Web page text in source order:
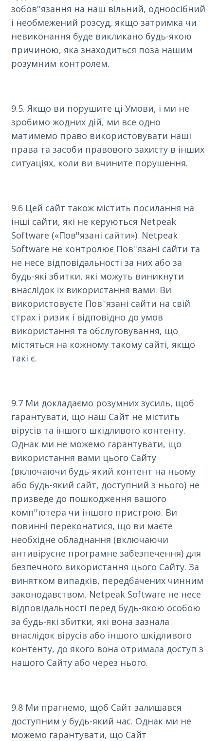
зобов''язання на наш вільний, одноосібний
і необмежений розсуд, якщо затримка чи
невиконання буде викликано будь-якою
причиною, яка знаходиться поза нашим
розумним контролем.
9.5. Якщо ви порушите ці Умови, і ми не
зробимо жодних дій, ми все одно
матимемо право використовувати наші
права та засоби правового захисту в інших
ситуаціях, коли ви вчините порушення.
9.6 Цей сайт також містить посилання на
інші сайти, які не керуються Netpeak
Software («Пов''язані сайти»). Netpeak
Software не контролює Пов''язані сайти та
не несе відповідальності за них або за
будь-які збитки, які можуть виникнути
внаслідок їх використання вами. Ви
використовуєте Пов''язані сайти на свій
страх і ризик і відповідно до умов
використання та обслуговування, що
містяться на кожному такому сайті, якщо
такі є.
9.7 Ми докладаємо розумних зусиль, щоб
гарантувати, що наш Сайт не містить
вірусів та іншого шкідливого контенту.
Однак ми не можемо гарантувати, що
використання вами цього Сайту
(включаючи будь-який контент на ньому
або будь-який сайт, доступний з нього) не
призведе до пошкодження вашого
комп''ютера чи іншого пристрою. Ви
повинні переконатися, що ви маєте
необхідне обладнання (включаючи
антивірусне програмне забезпечення) для
безпечного використання цього Сайту. За
винятком випадків, передбачених чинним
законодавством, Netpeak Software не несе
відповідальності перед будь-якою особою
за будь-які збитки, які вона зазнала
внаслідок вірусів або іншого шкідливого
контенту, до якого вона отримала доступ з
нашого Сайту або через нього.
9.8 Ми прагнемо, щоб Сайт залишався
доступним у будь-який час. Однак ми не
можемо гарантувати, що Сайт